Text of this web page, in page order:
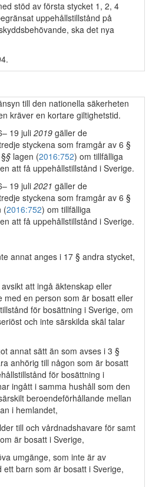
stöd av första stycket 1, 2, 4
uppehållstillstånd på
ska det nya
till den nationella säkerheten
kräver en kortare giltighetstid.
19 juli 2019 gäller de
styckena som framgår av 6 §
§ lagen (2016:752) om tillfälliga
att få uppehållstillstånd i Sverige.
19 juli 2021 gäller de
styckena som framgår av 6 §
(2016:752) om tillfälliga
att få uppehållstillstånd i Sverige.
annat anges i 17 § andra stycket,
att ingå äktenskap eller
med en person som är bosatt eller
för bosättning i Sverige, om
och inte särskilda skäl talar
annat sätt än som avses i 3 §
anhörig till någon som är bosatt
för bosättning i
ingått i samma hushåll som den
beroendeförhållande mellan
i hemlandet,
till och vårdnadshavare för samt
är bosatt i Sverige,
umgänge, som inte är av
barn som är bosatt i Sverige,